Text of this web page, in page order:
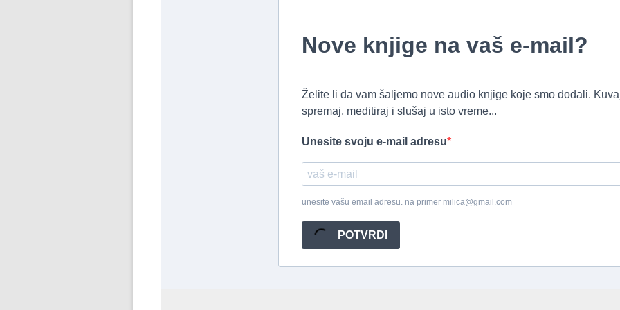
Nove knjige na vaš e-mail?
Želite li da vam šaljemo nove audio knjige koje smo dodali.
spremaj, meditiraj i slušaj u isto vreme...
Unesite svoju e-mail adresu
unesite vašu email adresu. na primer milica@gmail.com
POTVRDI